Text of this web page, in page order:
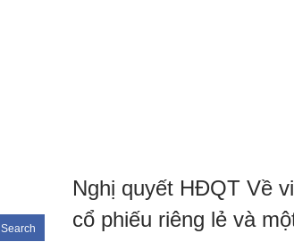
Nghị quyết HĐQT Về
cổ phiếu riêng lẻ và
Search